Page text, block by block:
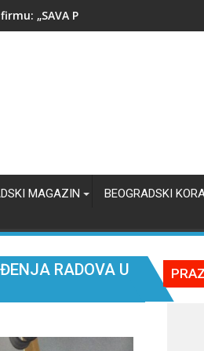
Beograd
MAGAZIN BEOGRADSKI
RADOVA U